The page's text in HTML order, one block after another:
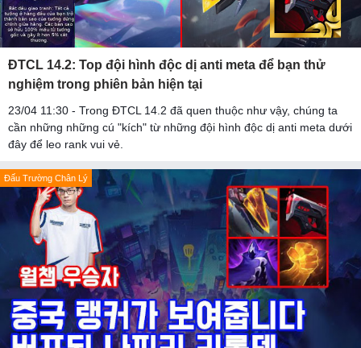
ĐTCL 14.2: Top đội hình độc dị anti meta để bạn thử
nghiệm trong phiên bản hiện tại
23/04 11:30 - Trong ĐTCL 14.2 đã quen thuộc như vậy, chúng ta
cần những những cú "kích" từ những đội hình độc dị anti meta dưới
đây để leo rank vui vẻ.
Đấu Trường Chân Lý